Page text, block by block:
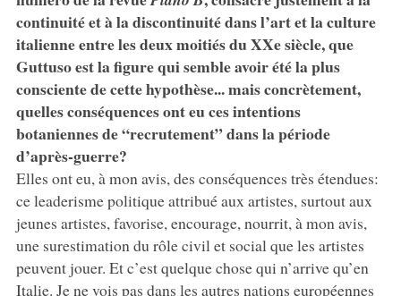
continuité et à la discontinuité dans l’art et la culture
italienne entre les deux moitiés du XXe siècle, que
Guttuso est la figure qui semble avoir été la plus
consciente de cette hypothèse... mais concrètement,
quelles conséquences ont eu ces intentions
botaniennes de “recrutement” dans la période
d’après-guerre?
Elles ont eu, à mon avis, des conséquences très étendues:
ce leaderisme politique attribué aux artistes, surtout aux
jeunes artistes, favorise, encourage, nourrit, à mon avis,
une surestimation du rôle civil et social que les artistes
peuvent jouer. Et c’est quelque chose qui n’arrive qu’en
Italie. Je ne vois pas dans les autres nations européennes